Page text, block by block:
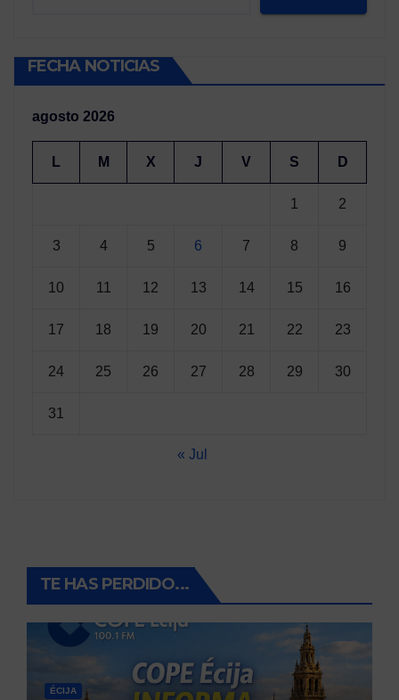
FECHA NOTICIAS
agosto 2026
L M X J V S D
1 2
3 4 5 6 7 8 9
10 11 12 13 14 15 16
17 18 19 20 21 22 23
24 25 26 27 28 29 30
31
« Jul
TE HAS PERDIDO...
ÉCIJA